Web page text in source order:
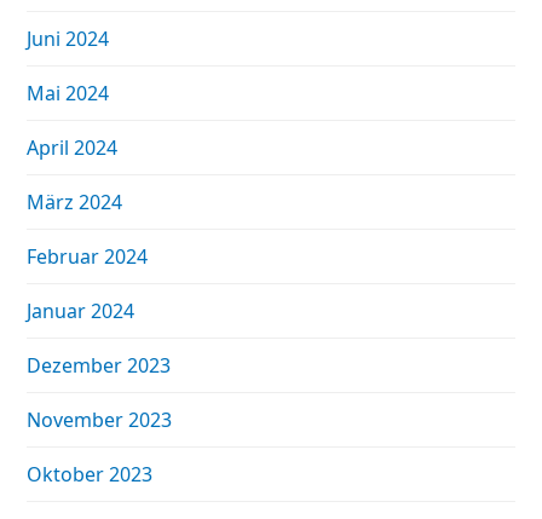
Juni 2024
Mai 2024
April 2024
März 2024
Februar 2024
Januar 2024
Dezember 2023
November 2023
Oktober 2023